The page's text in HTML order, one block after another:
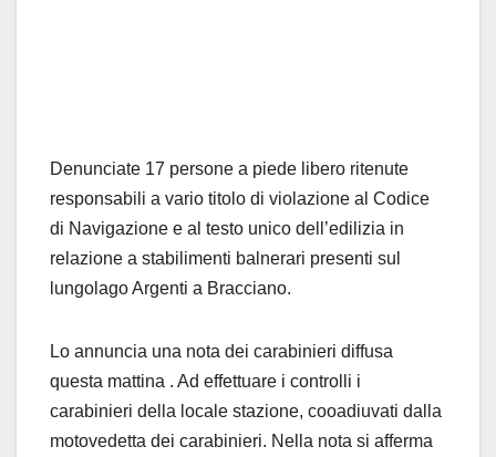
Denunciate 17 persone a piede libero ritenute
responsabili a vario titolo di violazione al Codice
di Navigazione e al testo unico dell’edilizia in
relazione a stabilimenti balnerari presenti sul
lungolago Argenti a Bracciano.
Lo annuncia una nota dei carabinieri diffusa
questa mattina . Ad effettuare i controlli i
carabinieri della locale stazione, cooadiuvati dalla
motovedetta dei carabinieri. Nella nota si afferma